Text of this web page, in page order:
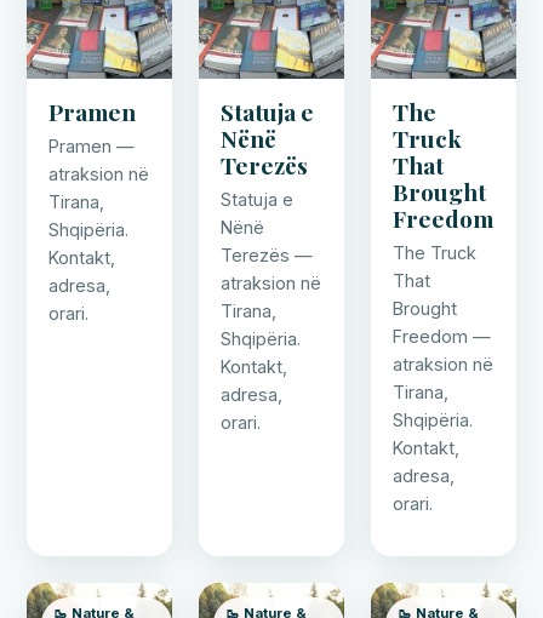
Pramen
Pramen —
atraksion në
Tirana,
Shqipëria.
Kontakt,
adresa,
orari.
Statuja e
Nënë
Terezës
Statuja e
Nënë
Terezës —
atraksion në
Tirana,
Shqipëria.
Kontakt,
adresa,
orari.
The
Truck
That
Brought
Freedom
The Truck
That
Brought
Freedom —
atraksion në
Tirana,
Shqipëria.
Kontakt,
adresa,
orari.
🥾 Nature &
🥾 Nature &
🥾 Nature &